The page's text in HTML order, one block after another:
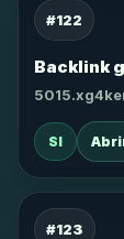
#122
Backlink
SI
#123